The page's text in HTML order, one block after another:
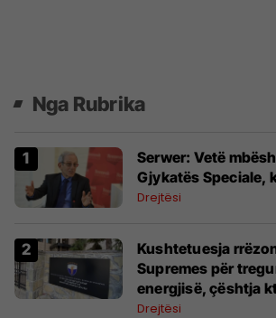
Nga Rubrika
Serwer: Vetë
Gjykatës Speciale,
Drejtësi
Kushtetuesja
Supremes për
energjisë, çështja
rishqyrtim
Drejtësi